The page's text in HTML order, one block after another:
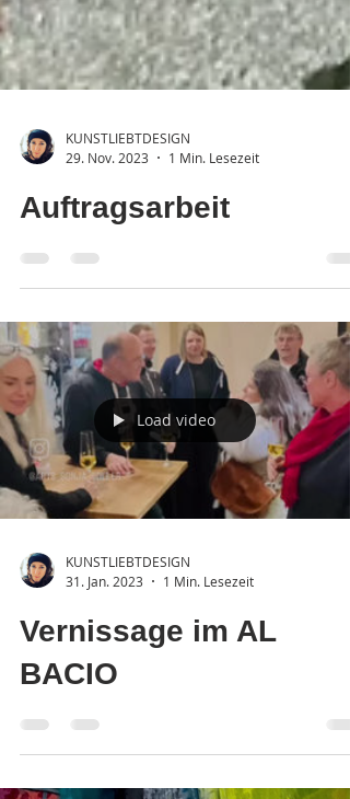
KUNSTLIEBTDESIGN
29. Nov. 2023
1 Min. Lesezeit
Auftragsarbeit
Load video
KUNSTLIEBTDESIGN
31. Jan. 2023
1 Min. Lesezeit
BACIO